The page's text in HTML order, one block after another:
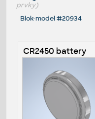
prvky)
Blok-model #20934
CR2450 battery